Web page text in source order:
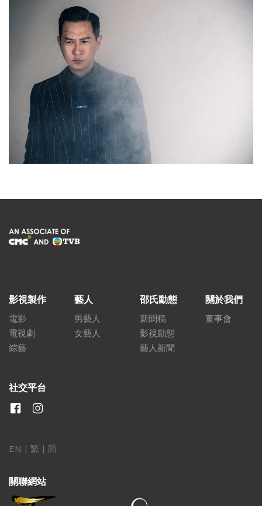
影視製作
電影
電視劇
綜藝
藝人
男藝人
女藝人
邵氏動態
新聞稿
影視動態
藝人新聞
關於我們
董事會
社交平台
EN | 繁 | 简
關聯網站